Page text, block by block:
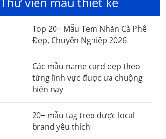
Top 20+ Mẫu Tem Nhãn Cà Phê
Đẹp, Chuyên Nghiệp 2026
Các mẫu name card đẹp theo
từng lĩnh vực được ưa chuộng
hiện nay
20+ mẫu tag treo được local
brand yêu thích